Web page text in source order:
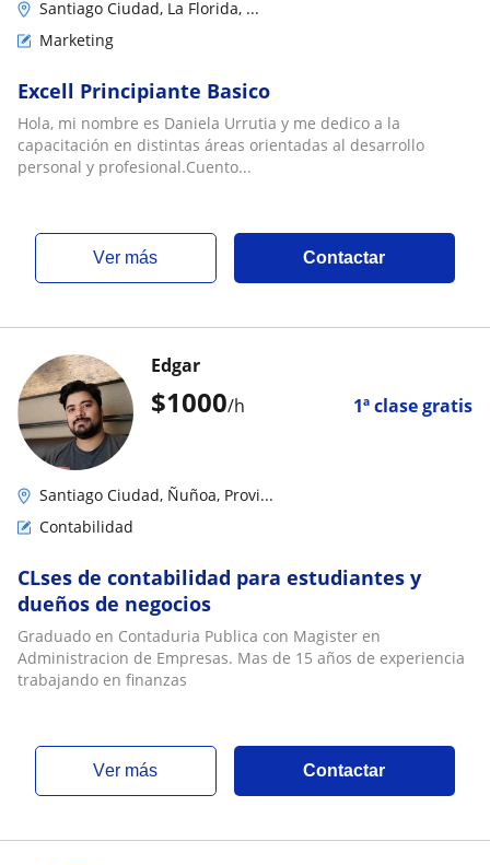
Santiago Ciudad, La Florida, ...
Marketing
Excell Principiante Basico
Hola, mi nombre es Daniela Urrutia y me dedico a la
capacitación en distintas áreas orientadas al desarrollo
personal y profesional.Cuento...
ver más Contactar
$1000/h 1ª clase gratis
Edgar
Santiago Ciudad, Ñuñoa, Provi...
Contabilidad
CLses de contabilidad para estudiantes y
dueños de negocios
Graduado en Contaduria Publica con Magister en
Administracion de Empresas. Mas de 15 años de experiencia
trabajando en finanzas
ver más Contactar